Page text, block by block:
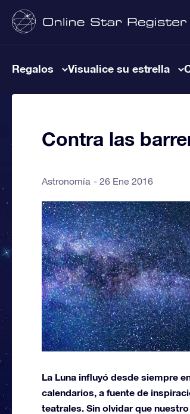
Regalos Visualice su estrella
Contra las
Astronomía 26 Ene 2016
La Luna influyó desde siempre
calendarios, a fuente de
teatrales. Sin olvidar que